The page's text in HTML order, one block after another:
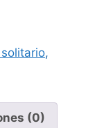
solitario,
(0)